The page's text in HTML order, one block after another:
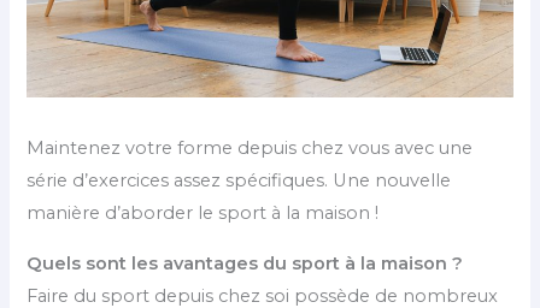
Maintenez votre forme depuis chez vous avec une
série d’exercices assez spécifiques. Une nouvelle
manière d’aborder le sport à la maison !
Quels sont les avantages du sport à la maison ?
Faire du sport depuis chez soi possède de nombreux